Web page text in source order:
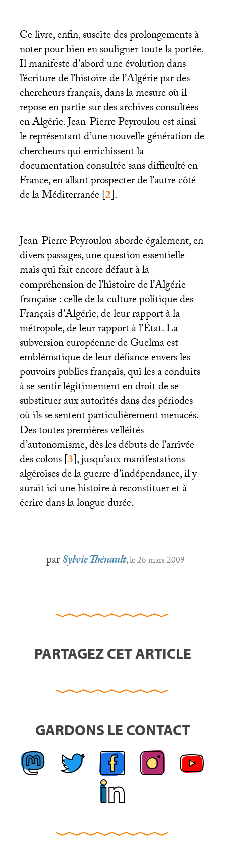
Ce livre, enfin, suscite des prolongements à
noter pour bien en souligner toute la portée.
Il manifeste d’abord une évolution dans
l’écriture de l’histoire de l’Algérie par des
chercheurs français, dans la mesure où il
repose en partie sur des archives consultées
en Algérie. Jean-Pierre Peyroulou est ainsi
le représentant d’une nouvelle génération de
chercheurs qui enrichissent la
documentation consultée sans difficulté en
France, en allant prospecter de l’autre côté
de la Méditerranée[2].
Jean-Pierre Peyroulou aborde également, en
divers passages, une question essentielle
mais qui fait encore défaut à la
compréhension de l’histoire de l’Algérie
française : celle de la culture politique des
Français d’Algérie, de leur rapport à la
métropole, de leur rapport à l’État. La
subversion européenne de Guelma est
emblématique de leur défiance envers les
pouvoirs publics français, qui les a conduits
à se sentir légitimement en droit de se
substituer aux autorités dans des périodes
où ils se sentent particulièrement menacés.
Des toutes premières velléités
d’autonomisme, dès les débuts de l’arrivée
des colons[3], jusqu’aux manifestations
algéroises de la guerre d’indépendance, il y
aurait ici une histoire à reconstituer et à
écrire dans la longue durée.
parSylvie Thénault, le 26 mars 2009
PARTAGEZ CET ARTICLE
GARDONS LE CONTACT